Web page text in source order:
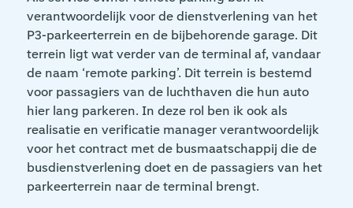
verantwoordelijk voor de dienstverlening van het
P3-parkeerterrein en de bijbehorende garage. Dit
terrein ligt wat verder van de terminal af, vandaar
de naam ‘remote parking’. Dit terrein is bestemd
voor passagiers van de luchthaven die hun auto
hier lang parkeren. In deze rol ben ik ook als
realisatie en verificatie manager verantwoordelijk
voor het contract met de busmaatschappij die de
busdienstverlening doet en de passagiers van het
parkeerterrein naar de terminal brengt.